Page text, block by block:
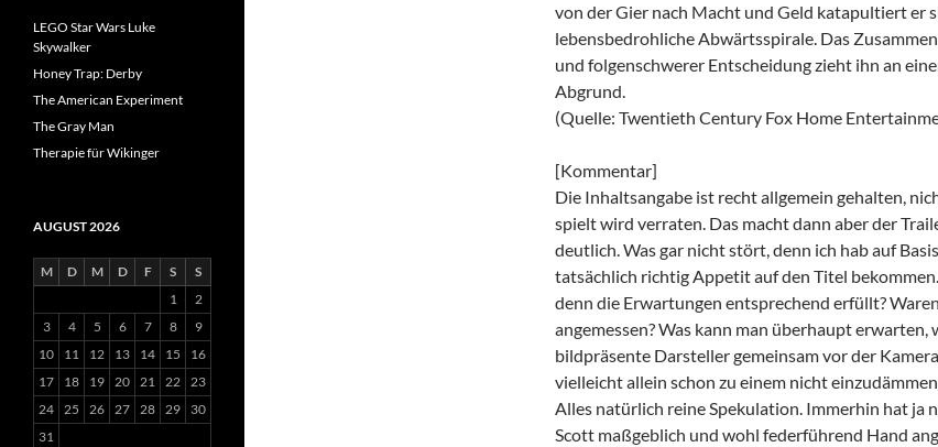
von der Gier nach Macht und Geld katapultiert er
lebensbedrohliche Abwärtsspirale. Das
und folgenschwerer Entscheidung zieht ihn an
Abgrund.
(Quelle: Twentieth Century Fox Home
[Kommentar]
Die Inhaltsangabe ist recht allgemein gehalten,
spielt wird verraten. Das macht dann aber der
deutlich. Was gar nicht stört, denn ich hab auf
tatsächlich richtig Appetit auf den Titel
denn die Erwartungen entsprechend erfüllt?
angemessen? Was kann man überhaupt erwarten,
bildpräsente Darsteller gemeinsam vor der
vielleicht allein schon zu einem nicht
Alles natürlich reine Spekulation. Immerhin hat ja
Scott maßgeblich und wohl federführend Hand
LEGO Star Wars Luke
Skywalker
Honey Trap: Derby
The American Experiment
The Gray Man
Therapie für Wikinger
AUGUST 2026
M D M D F S
S
1
2
3
4 5 6 7 8
9
10
11 12 13 14 15
16
17
18 19 20 21 22 23
24 25 26 27 28 29
30
31